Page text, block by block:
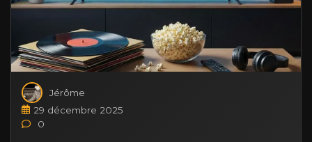
Jérôme
29 décembre 2025
0